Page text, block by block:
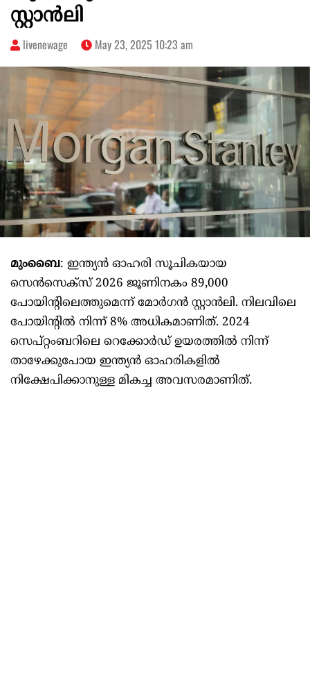
സ്റ്റാൻലി
livenewage May 23, 2025 10:23 am
മുംബൈ: ഇന്ത്യൻ ഓഹരി സൂചികയായ
സെൻസെക്സ് 2026 ജൂണിനകം 89,000
പോയിന്റിലെത്തുമെന്ന് മോർഗൻ സ്റ്റാൻലി. നിലവിലെ
പോയിന്റിൽ‌ നിന്ന് 8% അധികമാണിത്. 2024
സെപ്റ്റംബറിലെ റെക്കോർഡ് ഉയരത്തിൽ നിന്ന്
താഴേക്കുപോയ ഇന്ത്യൻ ഓഹരികളിൽ
നിക്ഷേപിക്കാനുള്ള മികച്ച അവസരമാണിത്.